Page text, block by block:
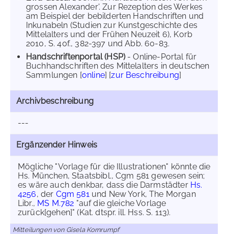
grossen Alexander'. Zur Rezeption des Werkes
am Beispiel der bebilderten Handschriften und
Inkunabeln (Studien zur Kunstgeschichte des
Mittelalters und der Frühen Neuzeit 6), Korb
2010, S. 40f., 382-397 und Abb. 60-83.
Handschriftenportal (HSP)- Online-Portal für
Buchhandschriften des Mittelalters in deutschen
Sammlungen [online] [zur Beschreibung]
Archivbeschreibung
---
Ergänzender Hinweis
Mögliche "Vorlage für die Illustrationen" könnte die
Hs. München, Staatsbibl., Cgm 581 gewesen sein;
es wäre auch denkbar, dass die Darmstädter Hs.
4256, der Cgm 581und New York, The Morgan
Libr., MS M.782 "auf die gleiche Vorlage
zurück[gehen]" (Kat. dtspr. ill. Hss. S. 113).
Mitteilungen von Gisela Kornrumpf